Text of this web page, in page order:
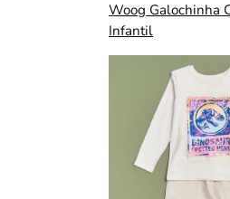
Woog Galochinha
Infantil